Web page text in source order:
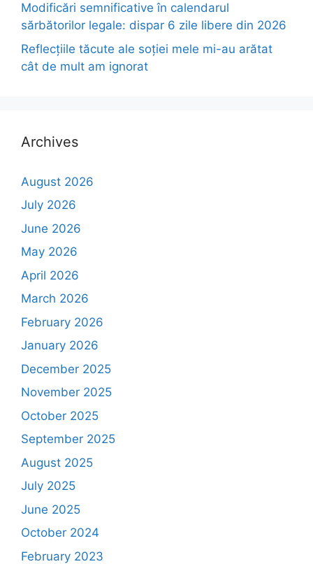
Modificări semnificative în calendarul
sărbătorilor legale: dispar 6 zile libere din 2026
Reflecțiile tăcute ale soției mele mi-au arătat
cât de mult am ignorat
Archives
August 2026
July 2026
June 2026
May 2026
April 2026
March 2026
February 2026
January 2026
December 2025
November 2025
October 2025
September 2025
August 2025
July 2025
June 2025
October 2024
February 2023